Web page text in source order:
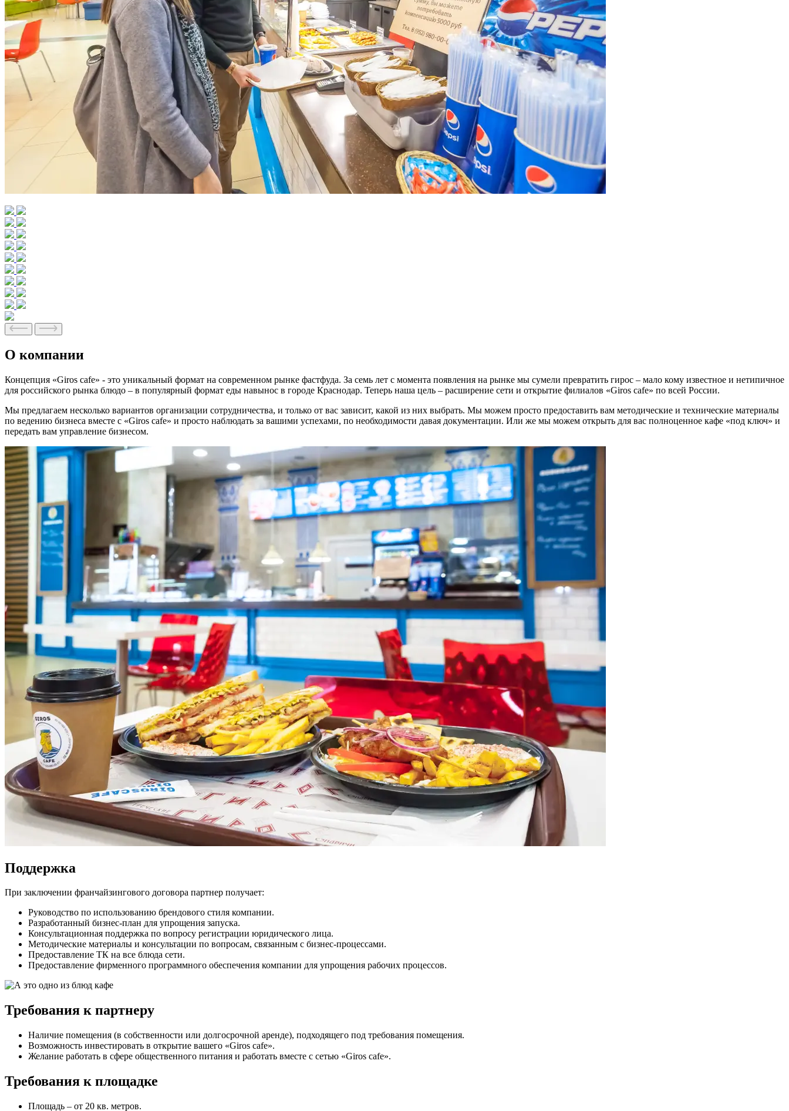
О компании
Концепция «Giros cafe» - это уникальный формат на современном рынке фастфуда. За семь лет с момента появления на рынке мы сумели превратить гирос – мало кому известное и нетипичное
для российского рынка блюдо – в популярный формат еды навынос в городе Краснодар. Теперь наша цель – расширение сети и открытие филиалов «Giros cafe» по всей России.
Мы предлагаем несколько вариантов организации сотрудничества, и только от вас зависит, какой из них выбрать. Мы можем просто предоставить вам методические и технические материалы
по ведению бизнеса вместе с «Giros cafe» и просто наблюдать за вашими успехами, по необходимости давая документации. Или же мы можем открыть для вас полноценное кафе «под ключ» и
передать вам управление бизнесом.
Поддержка
При заключении франчайзингового договора партнер получает:
Руководство по использованию брендового стиля компании.
Разработанный бизнес-план для упрощения запуска.
Консультационная поддержка по вопросу регистрации юридического лица.
Методические материалы и консультации по вопросам, связанным с бизнес-процессами.
Предоставление ТК на все блюда сети.
Предоставление фирменного программного обеспечения компании для упрощения рабочих процессов.
Требования к партнеру
Наличие помещения (в собственности или долгосрочной аренде), подходящего под требования помещения.
Возможность инвестировать в открытие вашего «Giros cafe».
Желание работать в сфере общественного питания и работать вместе с сетью «Giros cafe».
Требования к площадке
Площадь – от 20 кв. метров.